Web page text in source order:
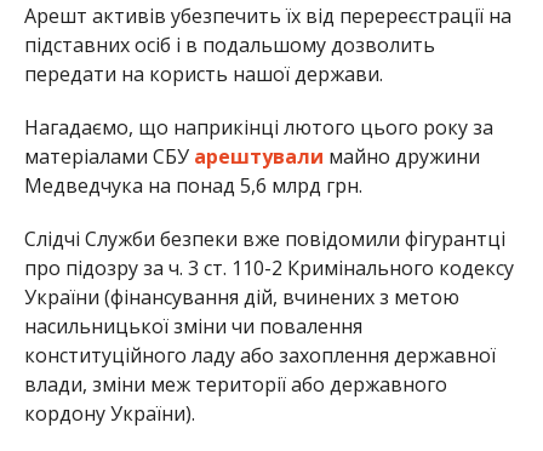
Арешт активів убезпечить їх від перереєстрації на
підставних осіб і в подальшому дозволить
передати на користь нашої держави.
Нагадаємо, що наприкінці лютого цього року за
матеріалами СБУ арештували майно дружини
Медведчука на понад 5,6 млрд грн.
Слідчі Служби безпеки вже повідомили фігурантці
про підозру за ч. 3 ст. 110-2 Кримінального кодексу
України (фінансування дій, вчинених з метою
насильницької зміни чи повалення
конституційного ладу або захоплення державної
влади, зміни меж території або державного
кордону України).